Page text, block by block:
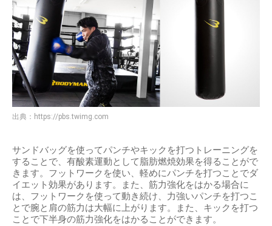
出典： https://pbs.twimg.com
サンドバッグを使ってパンチやキックを打つトレーニングを
することで、有酸素運動として脂肪燃焼効果を得ることがで
きます。フットワークを使い、軽めにパンチを打つことでダ
イエット効果があります。また、筋力強化をはかる場合に
は、フットワークを使って動き続け、力強いパンチを打つこ
とで腕と肩の筋力は大幅に上がります。また、キックを打つ
ことで下半身の筋力強化をはかることができます。